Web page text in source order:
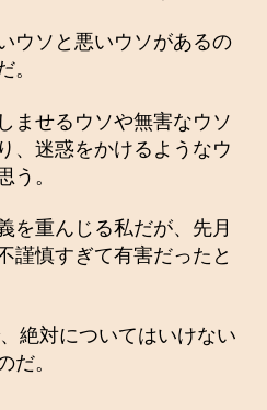
ウソと悪いウソがあるの
。
ませるウソや無害なウソ
、迷惑をかけるようなウ
う。
を重んじる私だが、先月
謹慎すぎて有害だったと
絶対についてはいけない
だ。